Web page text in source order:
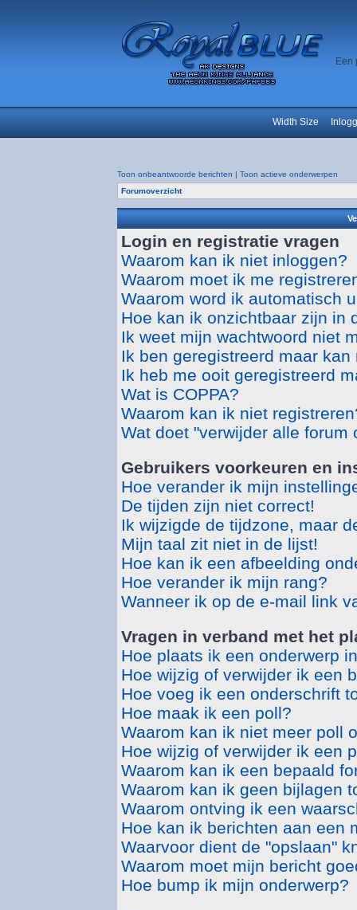
Een
Width Size
Toon onbeantwoorde berichten | Toon actieve onderwerpen
Forumoverzicht
Login en registratie vragen
Waarom kan ik niet inloggen?
Waarom moet ik me
Waarom word ik automatisch
Hoe kan ik onzichtbaar zijn in
Ik weet mijn wachtwoord niet
Ik ben geregistreerd maar kan
Ik heb me ooit geregistreerd
Wat is COPPA?
Waarom kan ik niet
Wat doet "verwijder alle forum
Gebruikers voorkeuren en
Hoe verander ik mijn
De tijden zijn niet correct!
Ik wijzigde de tijdzone, maar
Mijn taal zit niet in de lijst!
Hoe kan ik een afbeelding
Hoe verander ik mijn rang?
Wanneer ik op de e-mail link
Vragen in verband met het
Hoe plaats ik een onderwerp
Hoe wijzig of verwijder ik een
Hoe voeg ik een onderschrift
Hoe maak ik een poll?
Waarom kan ik niet meer poll
Hoe wijzig of verwijder ik een
Waarom kan ik een bepaald
Waarom kan ik geen bijlagen
Waarom ontving ik een
Hoe kan ik berichten aan een
Waarvoor dient de "opslaan"
Waarom moet mijn bericht
Hoe bump ik mijn onderwerp?